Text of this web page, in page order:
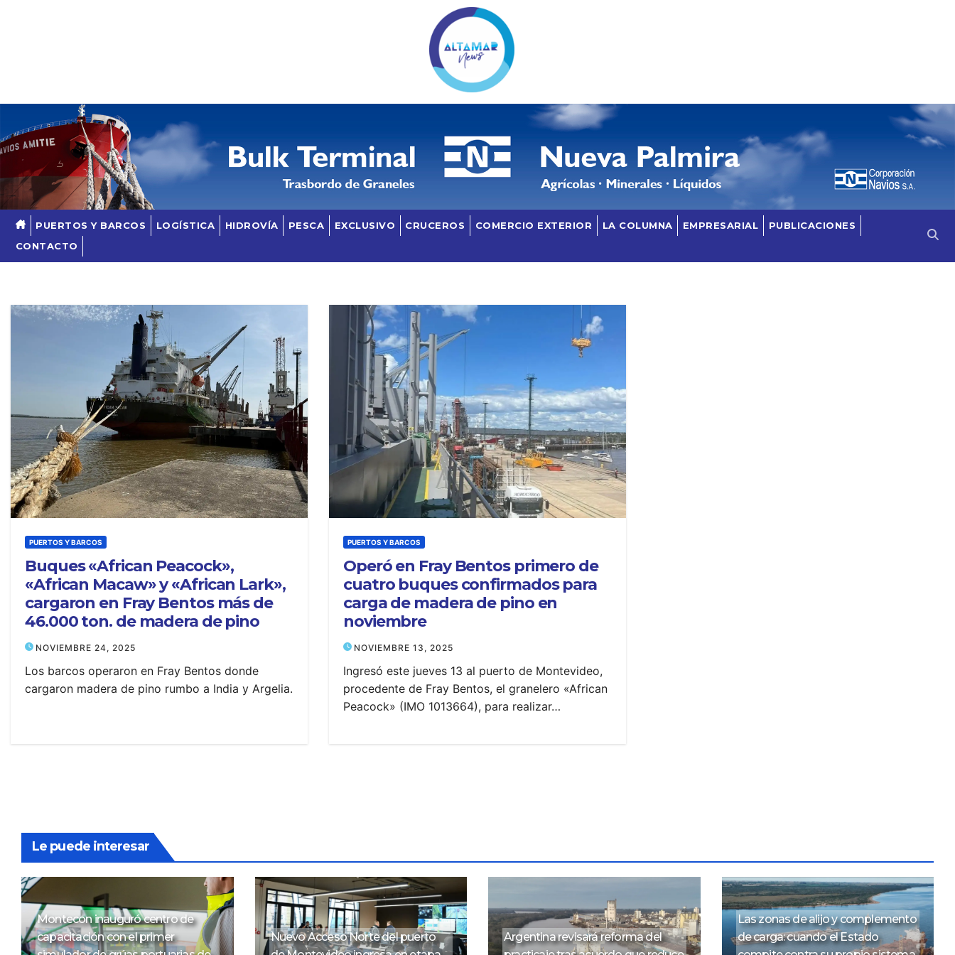
PUERTOS Y BARCOS LOGÍSTICA HIDROVÍA PESCA EXCLUSIVO CRUCEROS COMERCIO EXTERIOR LA COLUMNA EMPRESARIAL
PUBLICACIONES
CONTACTO
PUERTOS Y BARCOS
Buques «African Peacock»,
«African Macaw» y «African Lark»,
cargaron en Fray Bentos más de
46.000 ton. de madera de pino
NOVIEMBRE 24, 2025
Los barcos operaron en Fray Bentos donde
cargaron madera de pino rumbo a India y Argelia.
PUERTOS Y BARCOS
Operó en Fray Bentos primero de
cuatro buques confirmados para
carga de madera de pino en
noviembre
NOVIEMBRE 13, 2025
Ingresó este jueves 13 al puerto de Montevideo,
procedente de Fray Bentos, el granelero «African
Peacock» (IMO 1013664), para realizar…
Le puede interesar
Montecon inauguró centro de
capacitación con el primer
Nuevo Acceso Norte del puerto
Argentina revisará reforma del
Las zonas de alijo y complemento
de carga: cuando el Estado